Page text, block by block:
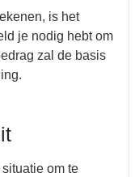
is het
je nodig hebt om
zal de basis
om te